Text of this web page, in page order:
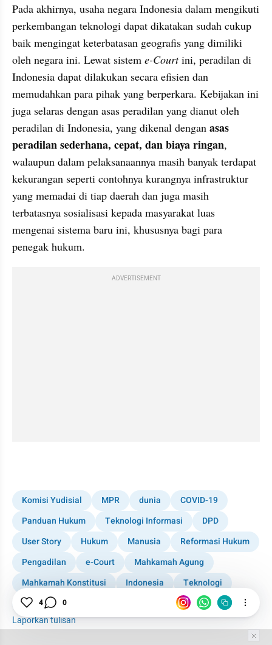
Pada akhirnya, usaha negara Indonesia dalam mengikuti
perkembangan teknologi dapat dikatakan sudah cukup
baik mengingat keterbatasan geografis yang dimiliki
oleh negara ini. Lewat sistem e-Court ini, peradilan di
Indonesia dapat dilakukan secara efisien dan
memudahkan para pihak yang berperkara. Kebijakan ini
juga selaras dengan asas peradilan yang dianut oleh
peradilan di Indonesia, yang dikenal dengan asas
peradilan sederhana, cepat, dan biaya ringan,
walaupun dalam pelaksanaannya masih banyak terdapat
kekurangan seperti contohnya kurangnya infrastruktur
yang memadai di tiap daerah dan juga masih
terbatasnya sosialisasi kepada masyarakat luas
mengenai sistema baru ini, khususnya bagi para
penegak hukum.
ADVERTISEMENT
Komisi Yudisial MPR dunia
COVID-19
Panduan Hukum
Teknologi Informasi
DPD
User Story
Hukum Manusia
Reformasi Hukum
Pengadilan
e-Court
Mahkamah Agung
Mahkamah Konstitusi
Indonesia
Teknologi
DPR
Laporkan tulisan
4 0